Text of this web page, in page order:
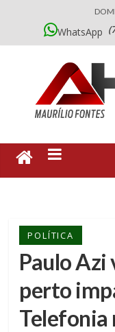
WhatsApp
POLÍTICA
Paulo Azi
perto
Telefonia